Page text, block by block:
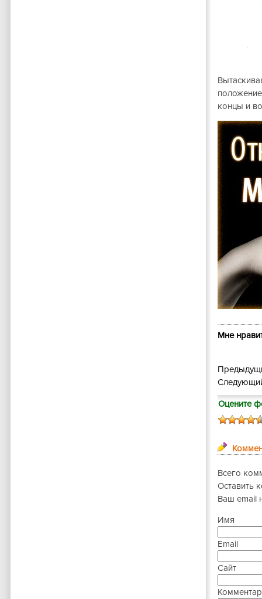
концы и
Мне
Оцените
Всего
Оставить
Ваш email
Имя
Email
Сайт